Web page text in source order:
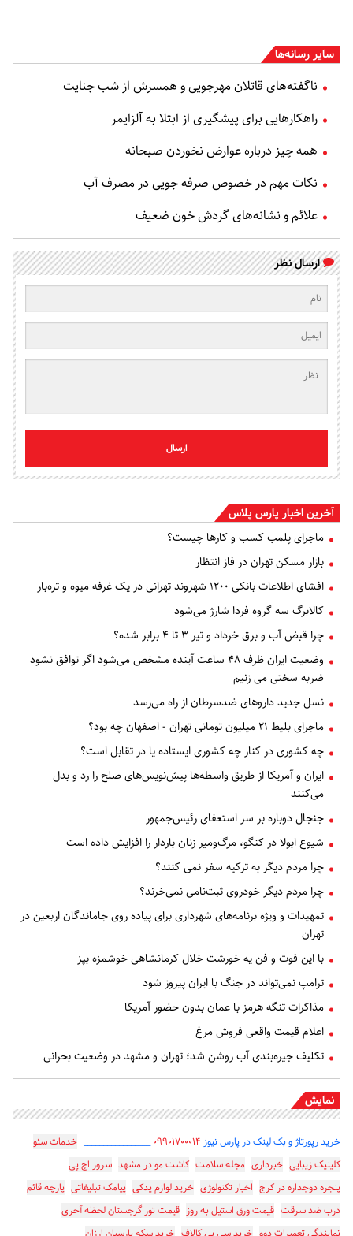
سایر رسانه‌ها
ناگفته‌های قاتلان مهرجویی و همسرش از شب جنایت
راهکارهایی برای پیشگیری از ابتلا به آلزایمر
همه چیز درباره عوارض نخوردن صبحانه
نکات مهم در خصوص صرفه جویی در مصرف آب
علائم و نشانه‌های گردش خون ضعیف
ارسال نظر
ارسال
آخرین اخبار پارس پلاس
ماجرای پلمب کسب و کارها چیست؟
بازار مسکن تهران در فاز انتظار
افشای اطلاعات بانکی ۱۲۰۰ شهروند تهرانی در یک غرفه میوه و تره‌بار
کالابرگ سه گروه فردا شارژ می‌شود
چرا قبض آب و برق خرداد و تیر ۳ تا ۴ برابر شده؟
وضعیت ایران ظرف ۴۸ ساعت آینده مشخص می‌شود اگر توافق نشود
ضربه سختی می زنیم
نسل جدید داروهای ضدسرطان از راه می‌رسد
ماجرای بلیط ۲۱ میلیون تومانی تهران - اصفهان چه بود؟
چه کشوری در کنار چه کشوری ایستاده یا در تقابل است؟
ایران و آمریکا از طریق واسطه‌ها پیش‌نویس‌های صلح را رد و بدل
می‌کنند
جنجال دوباره بر سر استعفای رئیس‌جمهور
شیوع ابولا در کنگو، مرگ‌ومیر زنان باردار را افزایش داده است
چرا مردم دیگر به ترکیه سفر نمی کنند؟
چرا مردم دیگر خودروی ثبت‌نامی نمی‌خرند؟
تمهیدات و ویژه برنامه‌های شهرداری برای پیاده روی جاماندگان اربعین در
تهران
با این فوت و فن یه خورشت خلال کرمانشاهی خوشمزه بپز
ترامپ نمی‌تواند در جنگ با ایران پیروز شود
مذاکرات تنگه هرمز با عمان بدون حضور آمریکا
اعلام قیمت واقعی فروش مرغ
تکلیف جیره‌بندی آب روشن شد؛ تهران و مشهد در وضعیت بحرانی
نمایش
خرید رپورتاژ و بک لینک در پارس نیوز ۰۹۹۰۱۷۰۰۰۱۴
خدمات سئو
کلینیک زیبایی خبرداری مجله سلامت کاشت مو در مشهد سرور اچ پی
پنجره دوجداره در کرج اخبار تکنولوژی خرید لوازم یدکی پیامک تبلیغاتی پارچه قائم
درب ضد سرقت قیمت ورق استیل به روز قیمت تور گرجستان لحظه آخری
نمایندگی تعمیرات دوو خرید سی پی کالاف خرید سکه پارسیان ارزان